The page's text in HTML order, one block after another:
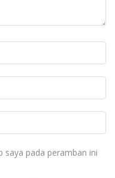
saya pada peramban ini